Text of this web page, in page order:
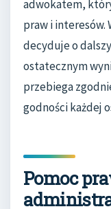
adwokatem,
praw i interesów.
decyduje o
ostatecznym
przebiega
godności każdej
Pomoc